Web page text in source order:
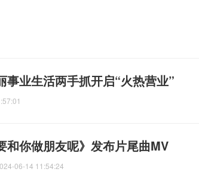
事业生活两手抓开启“火热营业”
和你做朋友呢》发布片尾曲MV
06-14 11:54:24